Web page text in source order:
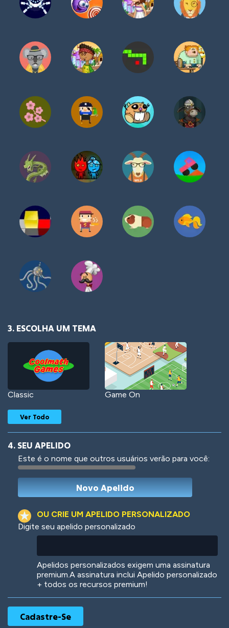
3. ESCOLHA UM TEMA
Classic Game On
Woof Jungle Cats
Ver Todo
4. SEU APELIDO
Este é o nome que outros usuários verão para você:
OU CRIE UM APELIDO PERSONALIZADO
Digite seu apelido personalizado
Apelidos personalizados exigem uma assinatura
premium.A assinatura inclui Apelido personalizado
+ todos os recursos premium!